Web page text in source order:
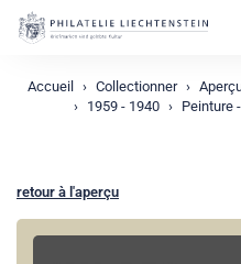
Accueil Collectionner
1959 - 1940
Peinture
retour à l'aperçu